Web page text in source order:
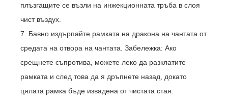
плъзгащите се възли на инжекционната тръба в слоя
чист въздух.
7. Бавно издърпайте рамката на дракона на чантата от
средата на отвора на чантата. Забележка: Ако
срещнете съпротива, можете леко да разклатите
рамката и след това да я дръпнете назад, докато
цялата рамка бъде извадена от чистата стая.